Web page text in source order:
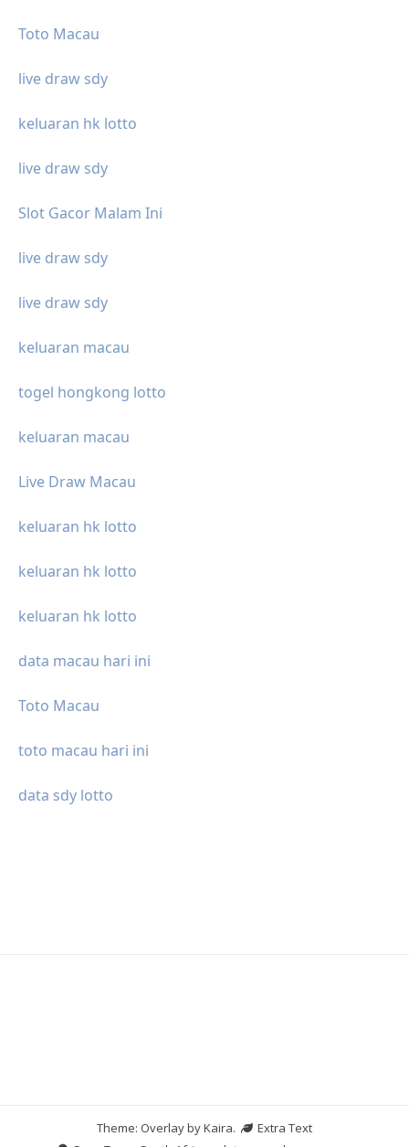
Toto Macau
live draw sdy
keluaran hk lotto
live draw sdy
Slot Gacor Malam Ini
live draw sdy
live draw sdy
keluaran macau
togel hongkong lotto
keluaran macau
Live Draw Macau
keluaran hk lotto
keluaran hk lotto
keluaran hk lotto
data macau hari ini
Toto Macau
toto macau hari ini
data sdy lotto
Theme: Overlay byKaira.
Extra Text